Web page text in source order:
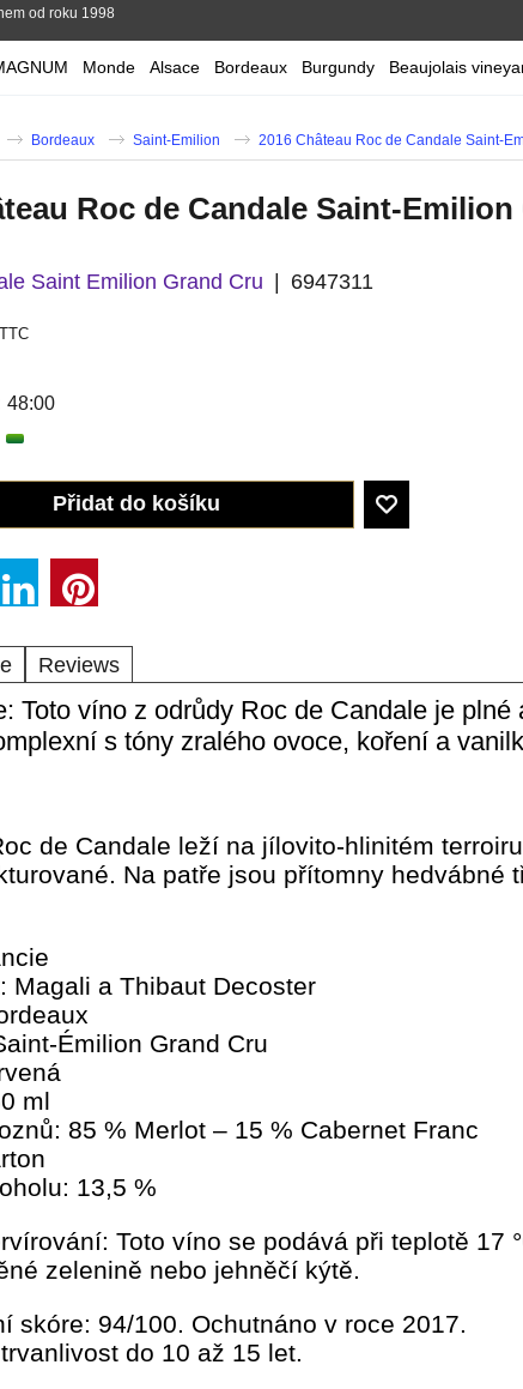
od roku 1998
Monde Alsace Bordeaux Burgundy Beaujolais
Bordeaux Saint-Emilion 2016 Château Roc de Candale Saint-
Roc de Candale Saint-Emilion
Saint Emilion Grand Cru 6947311
TTC
48:00
Přidat do košíku
Reviews
Toto víno z odrůdy Roc de Candale je
s tóny zralého ovoce, koření a
de Candale leží na jílovito-hlinitém
Na patře jsou přítomny
Magali a Thibaut Decoster
Émilion Grand Cru
ml
85 % Merlot – 15 % Cabernet Franc
13,5 %
Toto víno se podává při teplotě 17
zelenině nebo jehněčí kýtě.
skóre: 94/100. Ochutnáno v roce 2017.
do 10 až 15 let.